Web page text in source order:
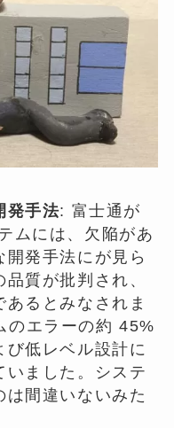
発手法: 富士通が
ムには、欠陥があ
開発手法にが見ら
質が批判され、
るとみなされま
のエラーの約 45%
び低レベル設計に
いました。システ
は間違いないみた